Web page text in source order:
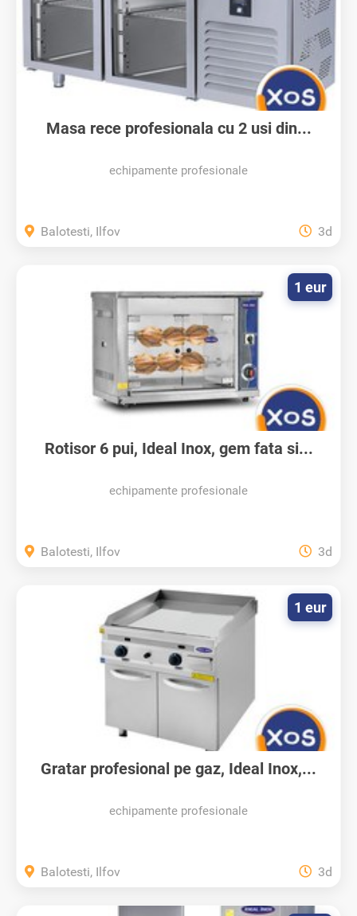
Masa rece profesionala cu 2 usi din...
echipamente profesionale
Balotesti, Ilfov 3d
Rotisor 6 pui, Ideal Inox, gem fata si...
echipamente profesionale
1 eur
Balotesti, Ilfov 3d
Gratar profesional pe gaz, Ideal Inox,...
echipamente profesionale
1 eur
Balotesti, Ilfov 3d